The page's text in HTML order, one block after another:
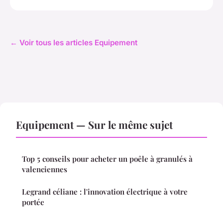
← Voir tous les articles Equipement
Equipement — Sur le même sujet
Top 5 conseils pour acheter un poêle à granulés à
valenciennes
Legrand céliane : l'innovation électrique à votre
portée